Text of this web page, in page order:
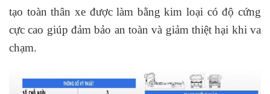
tạo toàn thân xe được làm bằng kim loại có độ cứng
cực cao giúp đảm bảo an toàn và giảm thiệt hại khi va
chạm.